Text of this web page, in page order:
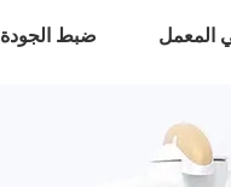
المعمل ضبط الجودة